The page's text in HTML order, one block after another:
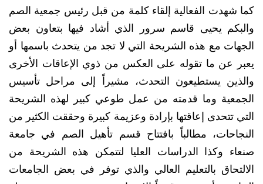
كما شهدت الفعالية إلقاء كلمة من قبل رئيس جمعية الصم
والبكم يحيى قاسم سرور الذي أشاد فيها بتعاون بعض
الجهات مع هذه الشريحة التي لا تجد من يتحدث باسمها أو
يعبر عن ما تقوله على العكس من ذوي الإعاقات الأخرى
والذين يستطيعون التحدث، مشيراً إلى مراحل تأسيس
الجمعية وما قدمته من عمل طوعي كبير لهذه الشريحة
التي تتحدى إعاقتها بإرادة وعزيمة كبيرة وحققت الكثير من
النجاحات، مطالباً بافتتاح قسم تأهيل الصم في جامعة
صنعاء وكذا الدراسات العليا لتتمكن هذه الشريحة من
الالتحاق بالتعليم العالي والذي توفر في بعض الجامعات